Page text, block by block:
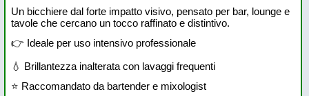
Un bicchiere dal forte impatto visivo, pensato per bar, lounge e
tavole che cercano un tocco raffinato e distintivo.
👉 Ideale per uso intensivo professionale
💧 Brillantezza inalterata con lavaggi frequenti
⭐ Raccomandato da bartender e mixologist